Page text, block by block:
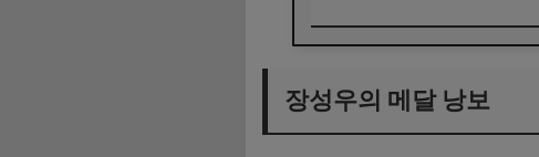
훌륭한 기량과 노력을 보
장성우의 메달 낭보